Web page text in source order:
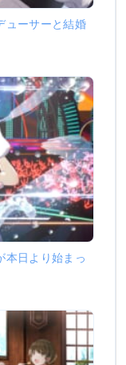
ューサーと結婚
本日より始まっ